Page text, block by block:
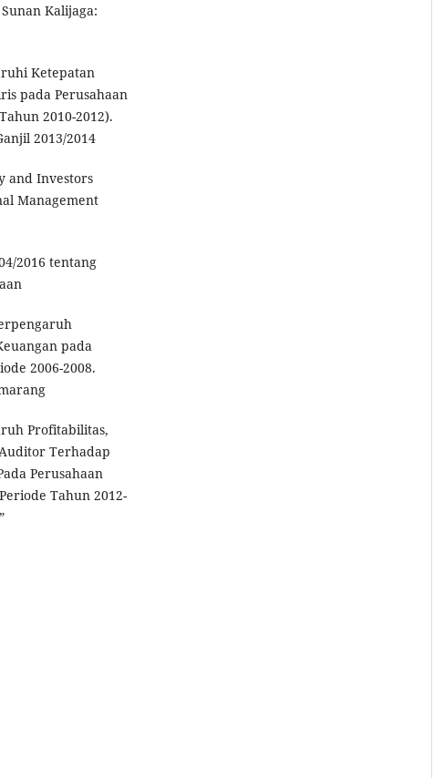
Kalijaga:
Ketepatan
pada Perusahaan
2010-2012).
2013/2014
and Investors
Management
2016 tentang
pada
2006-2008.
Profitabilitas,
Terhadap
Perusahaan
Tahun 2012-